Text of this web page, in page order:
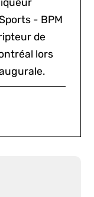
- BPM
de
lors